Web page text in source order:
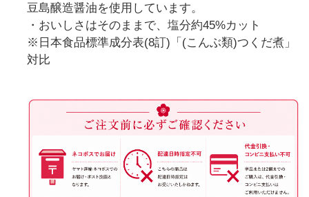
豆島醸造醤油を使用しています。
・おいしさはそのままで、塩分約45%カット
※日本食品標準成分表(8訂)「(こんぶ類)つくだ煮」
対比